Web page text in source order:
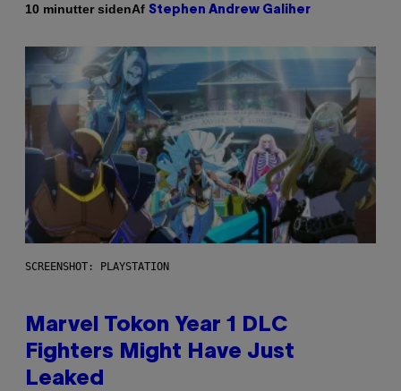
10 minutter sidenAf Stephen Andrew Galiher
SCREENSHOT: PLAYSTATION
Marvel Tokon Year 1 DLC
Fighters Might Have Just
Leaked